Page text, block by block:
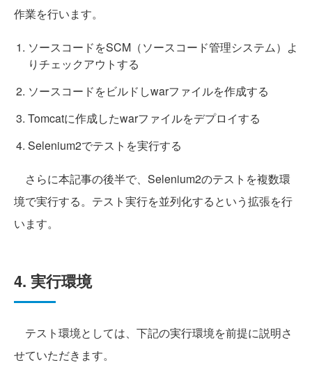
作業を行います。
ソースコードをSCM（ソースコード管理システム）よ
りチェックアウトする
ソースコードをビルドしwarファイルを作成する
Tomcatに作成したwarファイルをデプロイする
Selenium2でテストを実行する
さらに本記事の後半で、Selenium2のテストを複数環
境で実行する。テスト実行を並列化するという拡張を行
います。
4. 実行環境
テスト環境としては、下記の実行環境を前提に説明さ
せていただきます。